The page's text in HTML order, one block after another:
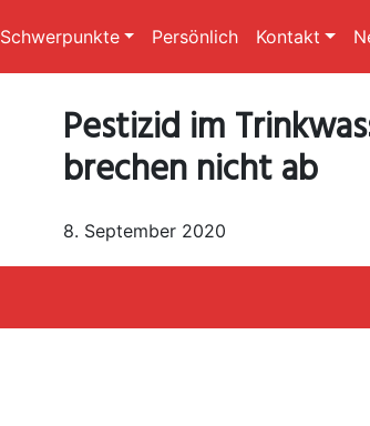
Schwerpunkte Persönlich Kontakt
Pestizid im
brechen nicht ab
8. September 2020